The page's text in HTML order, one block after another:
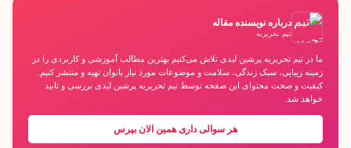
درباره نویسنده مقاله
تیم تحریریه
ما در تیم تحریریه پرشین لیدی تلاش می‌کنیم بهترین مطالب آموزشی و کاربردی را در
زمینه زیبایی، سبک زندگی، سلامت و موضوعات مورد نیاز بانوان تهیه و منتشر کنیم.
کیفیت و صحت محتوای این صفحه توسط تیم تحریریه پرشین لیدی بررسی و تایید
خواهد شد.
هر سوالی داری همین الان بپرس